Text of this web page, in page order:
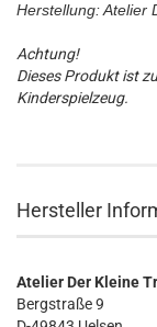
Herstellung: Atelier
Achtung!
Dieses Produkt ist
Kinderspielzeug.
Hersteller
Atelier Der Kleine
Bergstraße 9